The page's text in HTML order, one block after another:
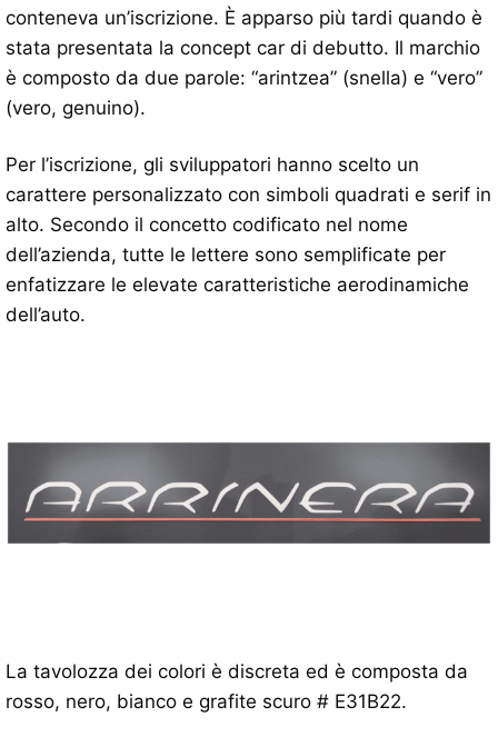
conteneva un’iscrizione. È apparso più tardi quando è
stata presentata la concept car di debutto. Il marchio
è composto da due parole: “arintzea” (snella) e “vero”
(vero, genuino).
Per l’iscrizione, gli sviluppatori hanno scelto un
carattere personalizzato con simboli quadrati e serif in
alto. Secondo il concetto codificato nel nome
dell’azienda, tutte le lettere sono semplificate per
enfatizzare le elevate caratteristiche aerodinamiche
dell’auto.
La tavolozza dei colori è discreta ed è composta da
rosso, nero, bianco e grafite scuro # E31B22.